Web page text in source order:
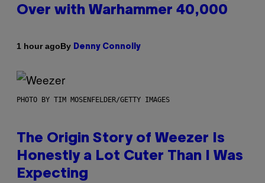
Over with Warhammer 40,000
1 hour agoBy Denny Connolly
PHOTO BY TIM MOSENFELDER/GETTY IMAGES
The Origin Story of Weezer Is
Honestly a Lot Cuter Than I Was
Expecting